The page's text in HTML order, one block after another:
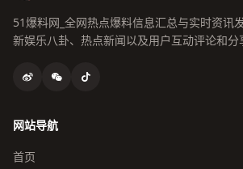
51爆料网_全网热点爆料信息汇总与实时资讯
新娱乐八卦、热点新闻以及用户互动评论和分
网站导航
首页